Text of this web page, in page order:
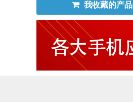
我收藏的产品